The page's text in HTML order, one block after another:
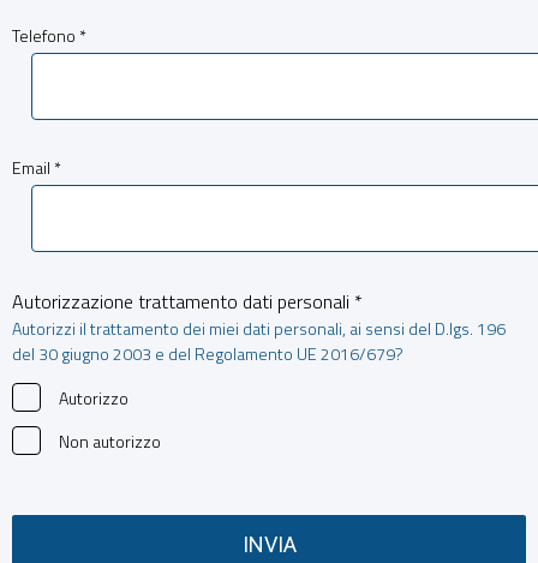
Telefono *
Email *
Autorizzazione trattamento dati personali *
Autorizzi il trattamento dei miei dati personali, ai sensi del D.lgs. 196
del 30 giugno 2003 e del Regolamento UE 2016/679?
Autorizzo
Non autorizzo
INVIA